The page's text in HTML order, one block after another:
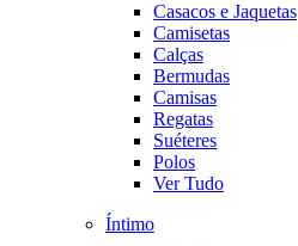
Casacos e Jaquetas
Camisetas
Calças
Bermudas
Camisas
Regatas
Suéteres
Polos
Ver Tudo
Íntimo